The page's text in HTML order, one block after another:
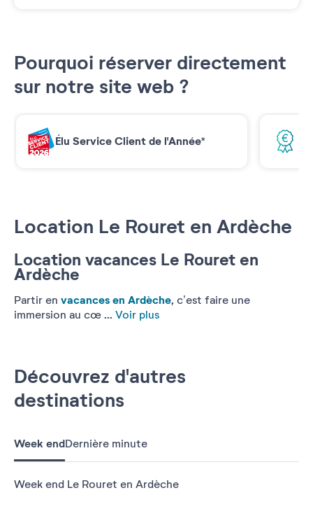
Location Le Rouret en Ardèche
Location vacances Le Rouret en
Ardèche
Partir en vacances en Ardèche, c’est faire une
immersion au cœ ... Voir plus
Pourquoi réserver directement
sur notre site web ?
Élu Service Client de l'Année*
Découvrez d'autres
destinations
Week endDernière minute
Week end Le Rouret en Ardèche